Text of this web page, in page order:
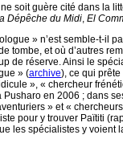
soit guère cité dans
Dépêche du Midi El
» n’est semble-t-il
tombe, et où d’autres
de réserve. Ainsi le
» (archive), ce qui
», « chercheur
Pusharo en 2006 ; dans
» et «
pour y trouver Païtiti
les spécialistes y